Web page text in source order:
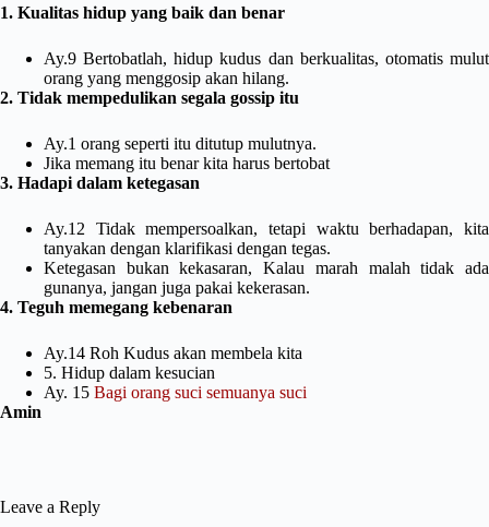
1. Kualitas hidup yang baik dan benar
Ay.9 Bertobatlah, hidup kudus dan berkualitas, otomatis mulut
orang yang menggosip akan hilang.
2. Tidak mempedulikan segala gossip itu
Ay.1 orang seperti itu ditutup mulutnya.
Jika memang itu benar kita harus bertobat
3. Hadapi dalam ketegasan
Ay.12 Tidak mempersoalkan, tetapi waktu berhadapan, kita
tanyakan dengan klarifikasi dengan tegas.
Ketegasan bukan kekasaran, Kalau marah malah tidak ada
gunanya, jangan juga pakai kekerasan.
4. Teguh memegang kebenaran
Ay.14 Roh Kudus akan membela kita
5. Hidup dalam kesucian
Ay. 15 Bagi orang suci semuanya suci
Amin
Leave a Reply